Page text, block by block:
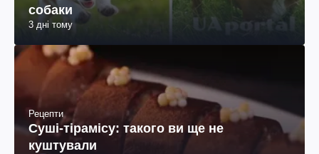
собаки
3 дні тому
Рецепти
Суші-тірамісу: такого ви ще не
куштували